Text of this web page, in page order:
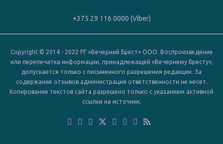
+375 29 116 0000 (Viber)
Copyright © 2014 - 2022 РГ «Вечерний Брест» ООО. Воспроизведение
или перепечатка информации, принадлежащей «Вечернему Бресту»,
допускается только с письменного разрешения редакции. За
содержание отзывов администрация ответственности не несет.
Копирование текстов сайта разрешено только с указанием активной
ссылки на источник.